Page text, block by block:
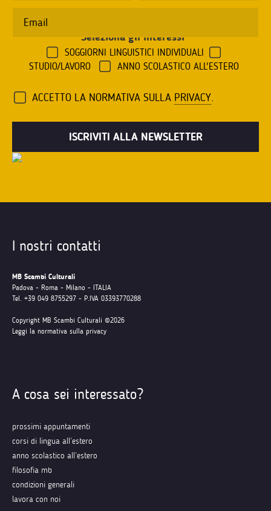
Seleziona gli interessi
SOGGIORNI LINGUISTICI INDIVIDUALI
STUDIO/LAVORO
ANNO SCOLASTICO ALL'ESTERO
ACCETTO LA NORMATIVA SULLA PRIVACY.
I nostri contatti
MB Scambi Culturali
Padova - Roma - Milano - ITALIA
Tel. +39 049 8755297 - P.IVA 03393770288
Copyright MB Scambi Culturali ©2026
Leggi la normativa sulla privacy
A cosa sei interessato?
prossimi appuntamenti
corsi di lingua all’estero
anno scolastico all’estero
filosofia mb
condizioni generali
lavora con noi